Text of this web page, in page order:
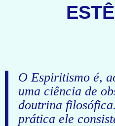
O Espiritismo é,
uma ciência de
doutrina
prática ele